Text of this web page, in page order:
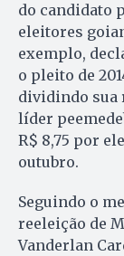
do candidato
eleitores
exemplo,
o pleito de
dividindo sua
líder
R$ 8,75 por
outubro.
Seguindo o
reeleição de
Vanderlan